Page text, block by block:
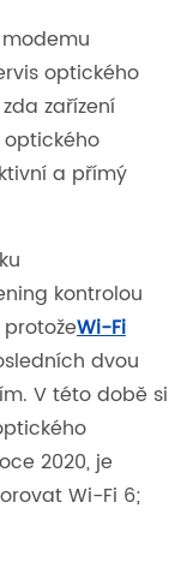
optického
zařízení
a přímý
kontrolou
Wi-Fi
dvou
V této době si
2020, je
Wi-Fi 6;